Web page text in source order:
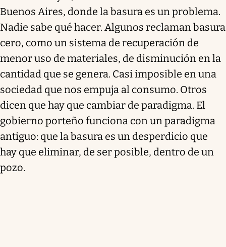
Buenos Aires, donde la basura es un problema.
Nadie sabe qué hacer. Algunos reclaman basura
cero, como un sistema de recuperación de
menor uso de materiales, de disminución en la
cantidad que se genera. Casi imposible en una
sociedad que nos empuja al consumo. Otros
dicen que hay que cambiar de paradigma. El
gobierno porteño funciona con un paradigma
antiguo: que la basura es un desperdicio que
hay que eliminar, de ser posible, dentro de un
pozo.